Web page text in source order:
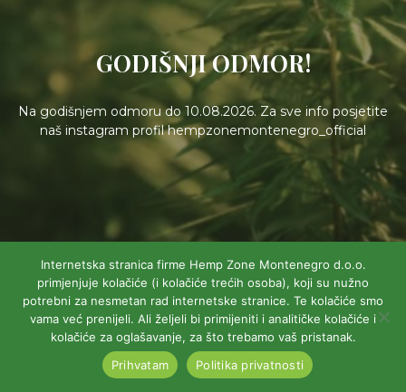
GODIŠNJI ODMOR!
Na godišnjem odmoru do 10.08.2026. Za sve info posjetite
naš instagram profil hempzonemontenegro_official
Internetska stranica firme Hemp Zone Montenegro d.o.o.
primjenjuje kolačiće (i kolačiće trećih osoba), koji su nužno
potrebni za nesmetan rad internetske stranice. Te kolačiće smo
vama već prenijeli. Ali željeli bi primijeniti i analitičke kolačiće i
kolačiće za oglašavanje, za što trebamo vaš pristanak.
Prihvatam
Politika privatnosti